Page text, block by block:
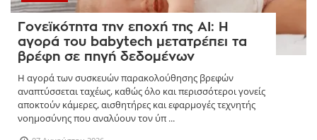
TECHIN
Γονεϊκότητα την εποχή της AI: Η
αγορά του babytech μετατρέπει τα
βρέφη σε πηγή δεδομένων
Η αγορά των συσκευών παρακολούθησης βρεφών
αναπτύσσεται ταχέως, καθώς όλο και περισσότεροι γονείς
αποκτούν κάμερες, αισθητήρες και εφαρμογές τεχνητής
νοημοσύνης που αναλύουν τον ύπ ...